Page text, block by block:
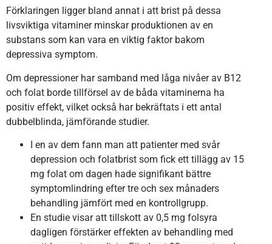
Förklaringen ligger bland annat i att brist på dessa
livsviktiga vitaminer minskar produktionen av en
substans som kan vara en viktig faktor bakom
depressiva symptom.
Om depressioner har samband med låga nivåer av B12
och folat borde tillförsel av de båda vitaminerna ha
positiv effekt, vilket också har bekräftats i ett antal
dubbelblinda, jämförande studier.
I en av dem fann man att patienter med svår
depression och folatbrist som fick ett tillägg av 15
mg folat om dagen hade signifikant bättre
symptomlindring efter tre och sex månaders
behandling jämfört med en kontrollgrupp.
En studie visar att tillskott av 0,5 mg folsyra
dagligen förstärker effekten av behandling med